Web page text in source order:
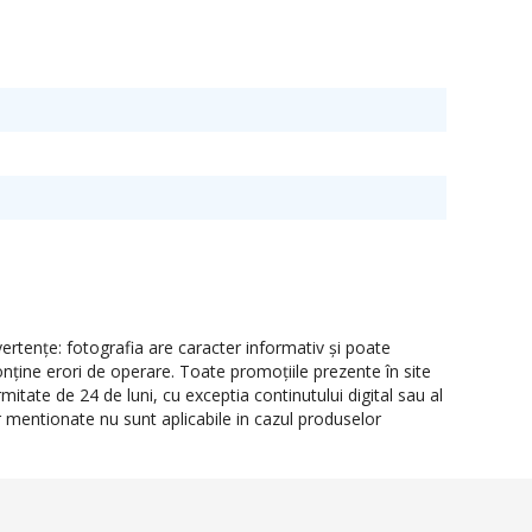
fotografia are caracter informativ şi poate
erori de operare. Toate promoţiile prezente în site
de 24 de luni, cu exceptia continutului digital sau al
nu sunt aplicabile in cazul produselor